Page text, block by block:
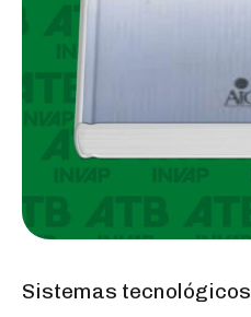
Sistemas tecnológicos